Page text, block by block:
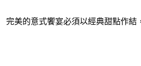
完美的意式饗宴必須以經典甜點作